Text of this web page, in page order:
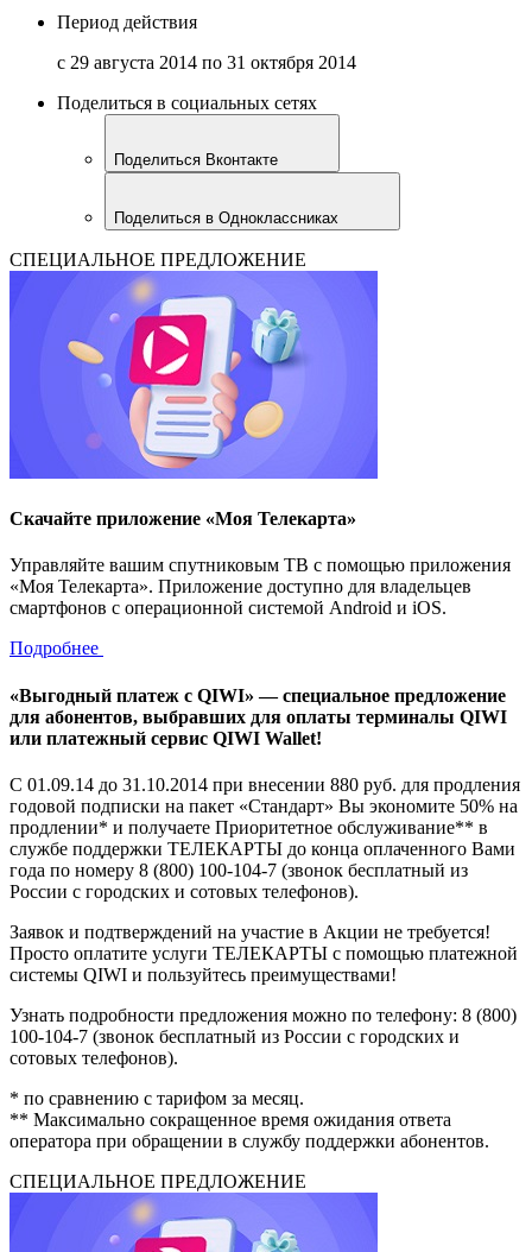
Период действия
с 29 августа 2014 по 31 октября 2014
Поделиться в социальных сетях
Поделиться Вконтакте
Поделиться в Одноклассниках
СПЕЦИАЛЬНОЕ ПРЕДЛОЖЕНИЕ
Скачайте приложение «Моя Телекарта»
Управляйте вашим спутниковым ТВ с помощью приложения
«Моя Телекарта». Приложение доступно для владельцев
смартфонов с операционной системой Android и iOS.
Подробнее
«Выгодный платеж с QIWI» — специальное предложение
для абонентов, выбравших для оплаты терминалы QIWI
или платежный сервис QIWI Wallet!
С 01.09.14 до 31.10.2014 при внесении 880 руб. для продления
годовой подписки на пакет «Стандарт» Вы экономите 50% на
продлении* и получаете Приоритетное обслуживание** в
службе поддержки ТЕЛЕКАРТЫ до конца оплаченного Вами
года по номеру 8 (800) 100-104-7 (звонок бесплатный из
России с городских и сотовых телефонов).
Заявок и подтверждений на участие в Акции не требуется!
Просто оплатите услуги ТЕЛЕКАРТЫ с помощью платежной
системы QIWI и пользуйтесь преимуществами!
Узнать подробности предложения можно по телефону: 8 (800)
100-104-7 (звонок бесплатный из России с городских и
сотовых телефонов).
* по сравнению с тарифом за месяц.
** Максимально сокращенное время ожидания ответа
оператора при обращении в службу поддержки абонентов.
СПЕЦИАЛЬНОЕ ПРЕДЛОЖЕНИЕ